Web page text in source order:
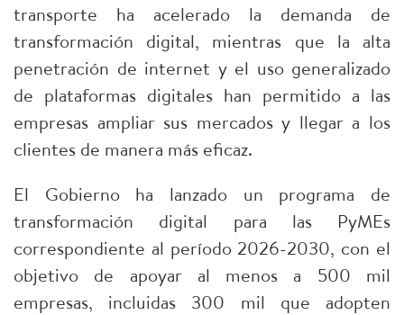
transporte ha acelerado la demanda de
transformación digital, mientras que la alta
penetración de internet y el uso generalizado
de plataformas digitales han permitido a las
empresas ampliar sus mercados y llegar a los
clientes de manera más eficaz.​
El Gobierno ha lanzado un programa de
transformación digital para las PyMEs
correspondiente al período 2026-2030, con el
objetivo de apoyar al menos a 500 mil
empresas, incluidas 300 mil que adopten